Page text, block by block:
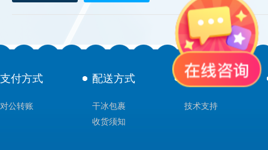
AbD Serotec
支付方式
对公转账
配送方式
干冰包裹
收货须知
售后服务
技术支持